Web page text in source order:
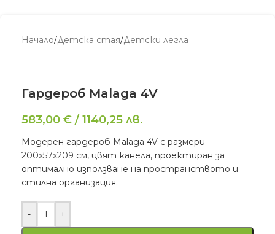
Начало/Детскa стая/Детски легла
Гардероб Malaga 4V
583,00 € /1140,25 лв.
Модерен гардероб Malaga 4V с размери
200x57x209 см, цвят канела, проектиран за
оптимално използване на пространството и
стилна организация.
- +